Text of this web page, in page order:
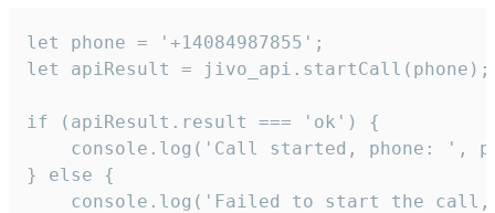
let phone = '+14084987855';
let apiResult = jivo_api.startCall(phone);
if (apiResult.result === 'ok') {
console.log('Call started, phone: ',
} else {
console.log('Failed to start the